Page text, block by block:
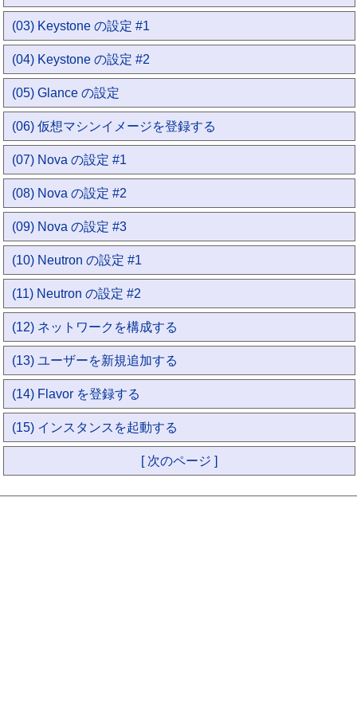
(03) Keystone の設定 #1
(04) Keystone の設定 #2
(05) Glance の設定
(06) 仮想マシンイメージを登録する
(07) Nova の設定 #1
(08) Nova の設定 #2
(09) Nova の設定 #3
(10) Neutron の設定 #1
(11) Neutron の設定 #2
(12) ネットワークを構成する
(13) ユーザーを新規追加する
(14) Flavor を登録する
(15) インスタンスを起動する
[ 次のページ ]